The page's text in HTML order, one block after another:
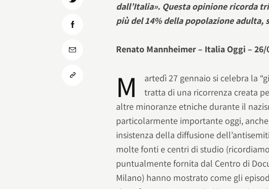
dall’Italia». Questa opinione ricorda
più del 14% della popolazione
Renato Mannheimer – Italia Oggi – 26/
M
artedì 27 gennaio si celebra la
tratta di una ricorrenza creata
altre minoranze etniche durante il
particolarmente importante oggi,
insistenza della diffusione
molte fonti e centri di studio
puntualmente fornita dal Centro di
Milano) hanno mostrato come gli